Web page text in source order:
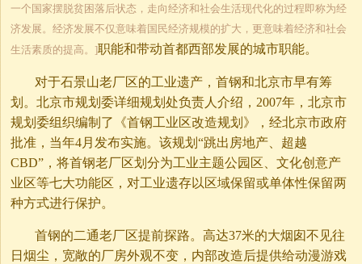
一个国家摆脱贫困落后状态，走向经济和社会生活现代化的过程即称为经
济发展。经济发展不仅意味着国民经济规模的扩大，更意味着经济和社会
生活素质的提高。]职能和带动首都西部发展的城市职能。
对于石景山老厂区的工业遗产，首钢和北京市早有筹
划。北京市规划委详细规划处负责人介绍，2007年，北京市
规划委组织编制了《首钢工业区改造规划》，经北京市政府
批准，当年4月发布实施。该规划“跳出房地产、超越
CBD”，将首钢老厂区划分为工业主题公园区、文化创意产
业区等七大功能区，对工业遗存以区域保留或单体性保留两
种方式进行保护。
首钢的二通老厂区提前探路。高达37米的大烟囱不见往
日烟尘，宽敞的厂房外观不变，内部改造后提供给动漫游戏